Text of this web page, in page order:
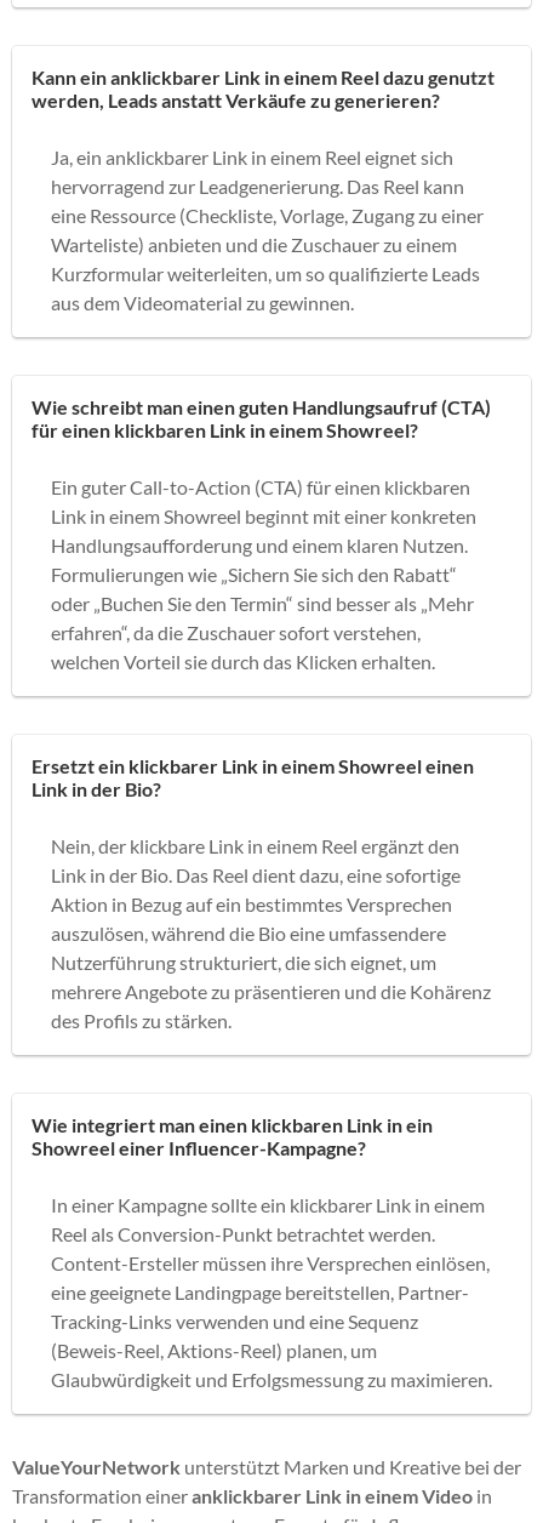
Kann ein anklickbarer Link in einem Reel dazu genutzt
werden, Leads anstatt Verkäufe zu generieren?
Ja, ein anklickbarer Link in einem Reel eignet sich
hervorragend zur Leadgenerierung. Das Reel kann
eine Ressource (Checkliste, Vorlage, Zugang zu einer
Warteliste) anbieten und die Zuschauer zu einem
Kurzformular weiterleiten, um so qualifizierte Leads
aus dem Videomaterial zu gewinnen.
Wie schreibt man einen guten Handlungsaufruf (CTA)
für einen klickbaren Link in einem Showreel?
Ein guter Call-to-Action (CTA) für einen klickbaren
Link in einem Showreel beginnt mit einer konkreten
Handlungsaufforderung und einem klaren Nutzen.
Formulierungen wie „Sichern Sie sich den Rabatt“
oder „Buchen Sie den Termin“ sind besser als „Mehr
erfahren“, da die Zuschauer sofort verstehen,
welchen Vorteil sie durch das Klicken erhalten.
Ersetzt ein klickbarer Link in einem Showreel einen
Link in der Bio?
Nein, der klickbare Link in einem Reel ergänzt den
Link in der Bio. Das Reel dient dazu, eine sofortige
Aktion in Bezug auf ein bestimmtes Versprechen
auszulösen, während die Bio eine umfassendere
Nutzerführung strukturiert, die sich eignet, um
mehrere Angebote zu präsentieren und die Kohärenz
des Profils zu stärken.
Wie integriert man einen klickbaren Link in ein
Showreel einer Influencer-Kampagne?
In einer Kampagne sollte ein klickbarer Link in einem
Reel als Conversion-Punkt betrachtet werden.
Content-Ersteller müssen ihre Versprechen einlösen,
eine geeignete Landingpage bereitstellen, Partner-
Tracking-Links verwenden und eine Sequenz
(Beweis-Reel, Aktions-Reel) planen, um
Glaubwürdigkeit und Erfolgsmessung zu maximieren.
ValueYourNetwork unterstützt Marken und Kreative bei der
Transformation eineranklickbarer Link in einem Video in